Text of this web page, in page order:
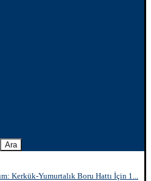
Ara
Kerkük-Yumurtalık Boru Hattı İçin 1...